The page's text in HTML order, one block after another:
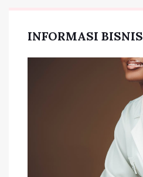
INFORMASI BISNIS